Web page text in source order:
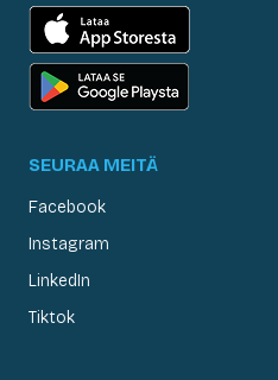
SEURAA MEITÄ
Facebook
Instagram
LinkedIn
Tiktok